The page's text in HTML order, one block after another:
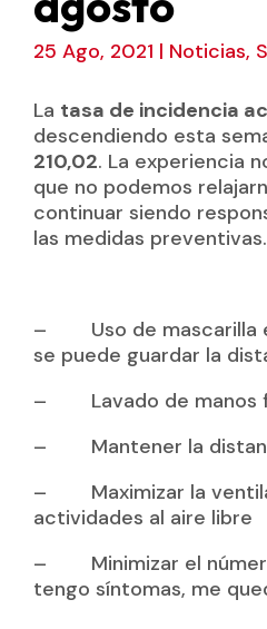
25 Ago, 2021 | Noticias,
La tasa de incidencia
descendiendo esta
210,02. La experiencia
que no podemos
continuar siendo
las medidas preventivas.
– Uso de mascarilla
se puede guardar la
– Lavado de manos
– Mantener la
– Maximizar la
actividades al aire libre
– Minimizar el
tengo síntomas, me